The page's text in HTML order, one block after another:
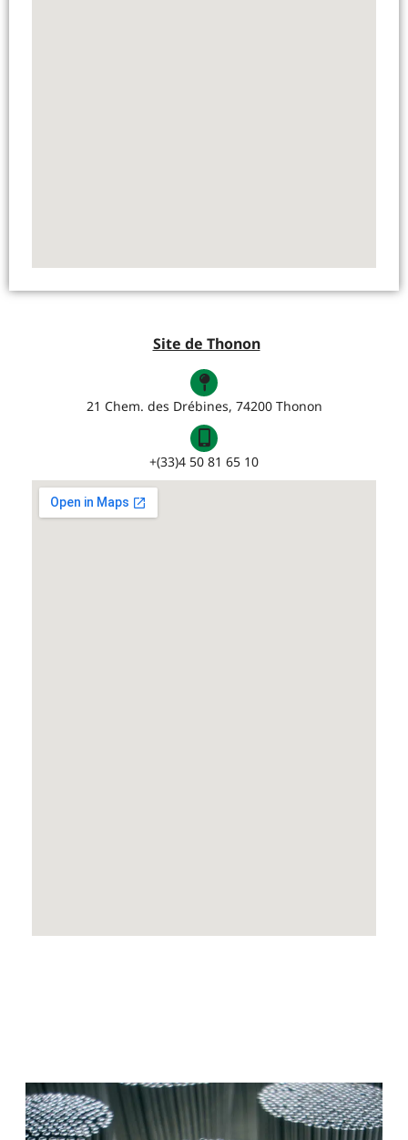
Site de Thonon
21 Chem. des Drébines, 74200 Thonon
+(33)4 50 81 65 10